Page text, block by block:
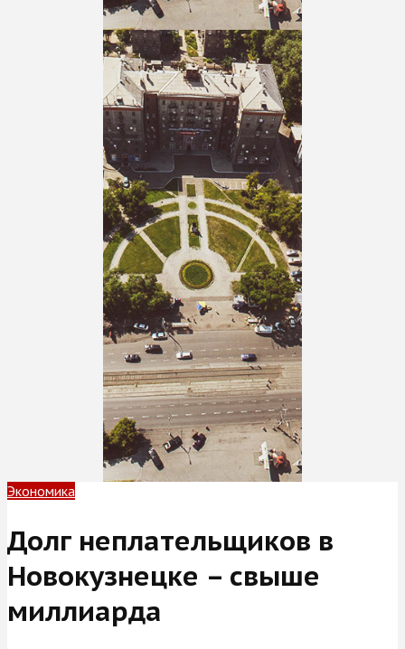
Экономика
Долг неплательщиков в
Новокузнецке – свыше
миллиарда